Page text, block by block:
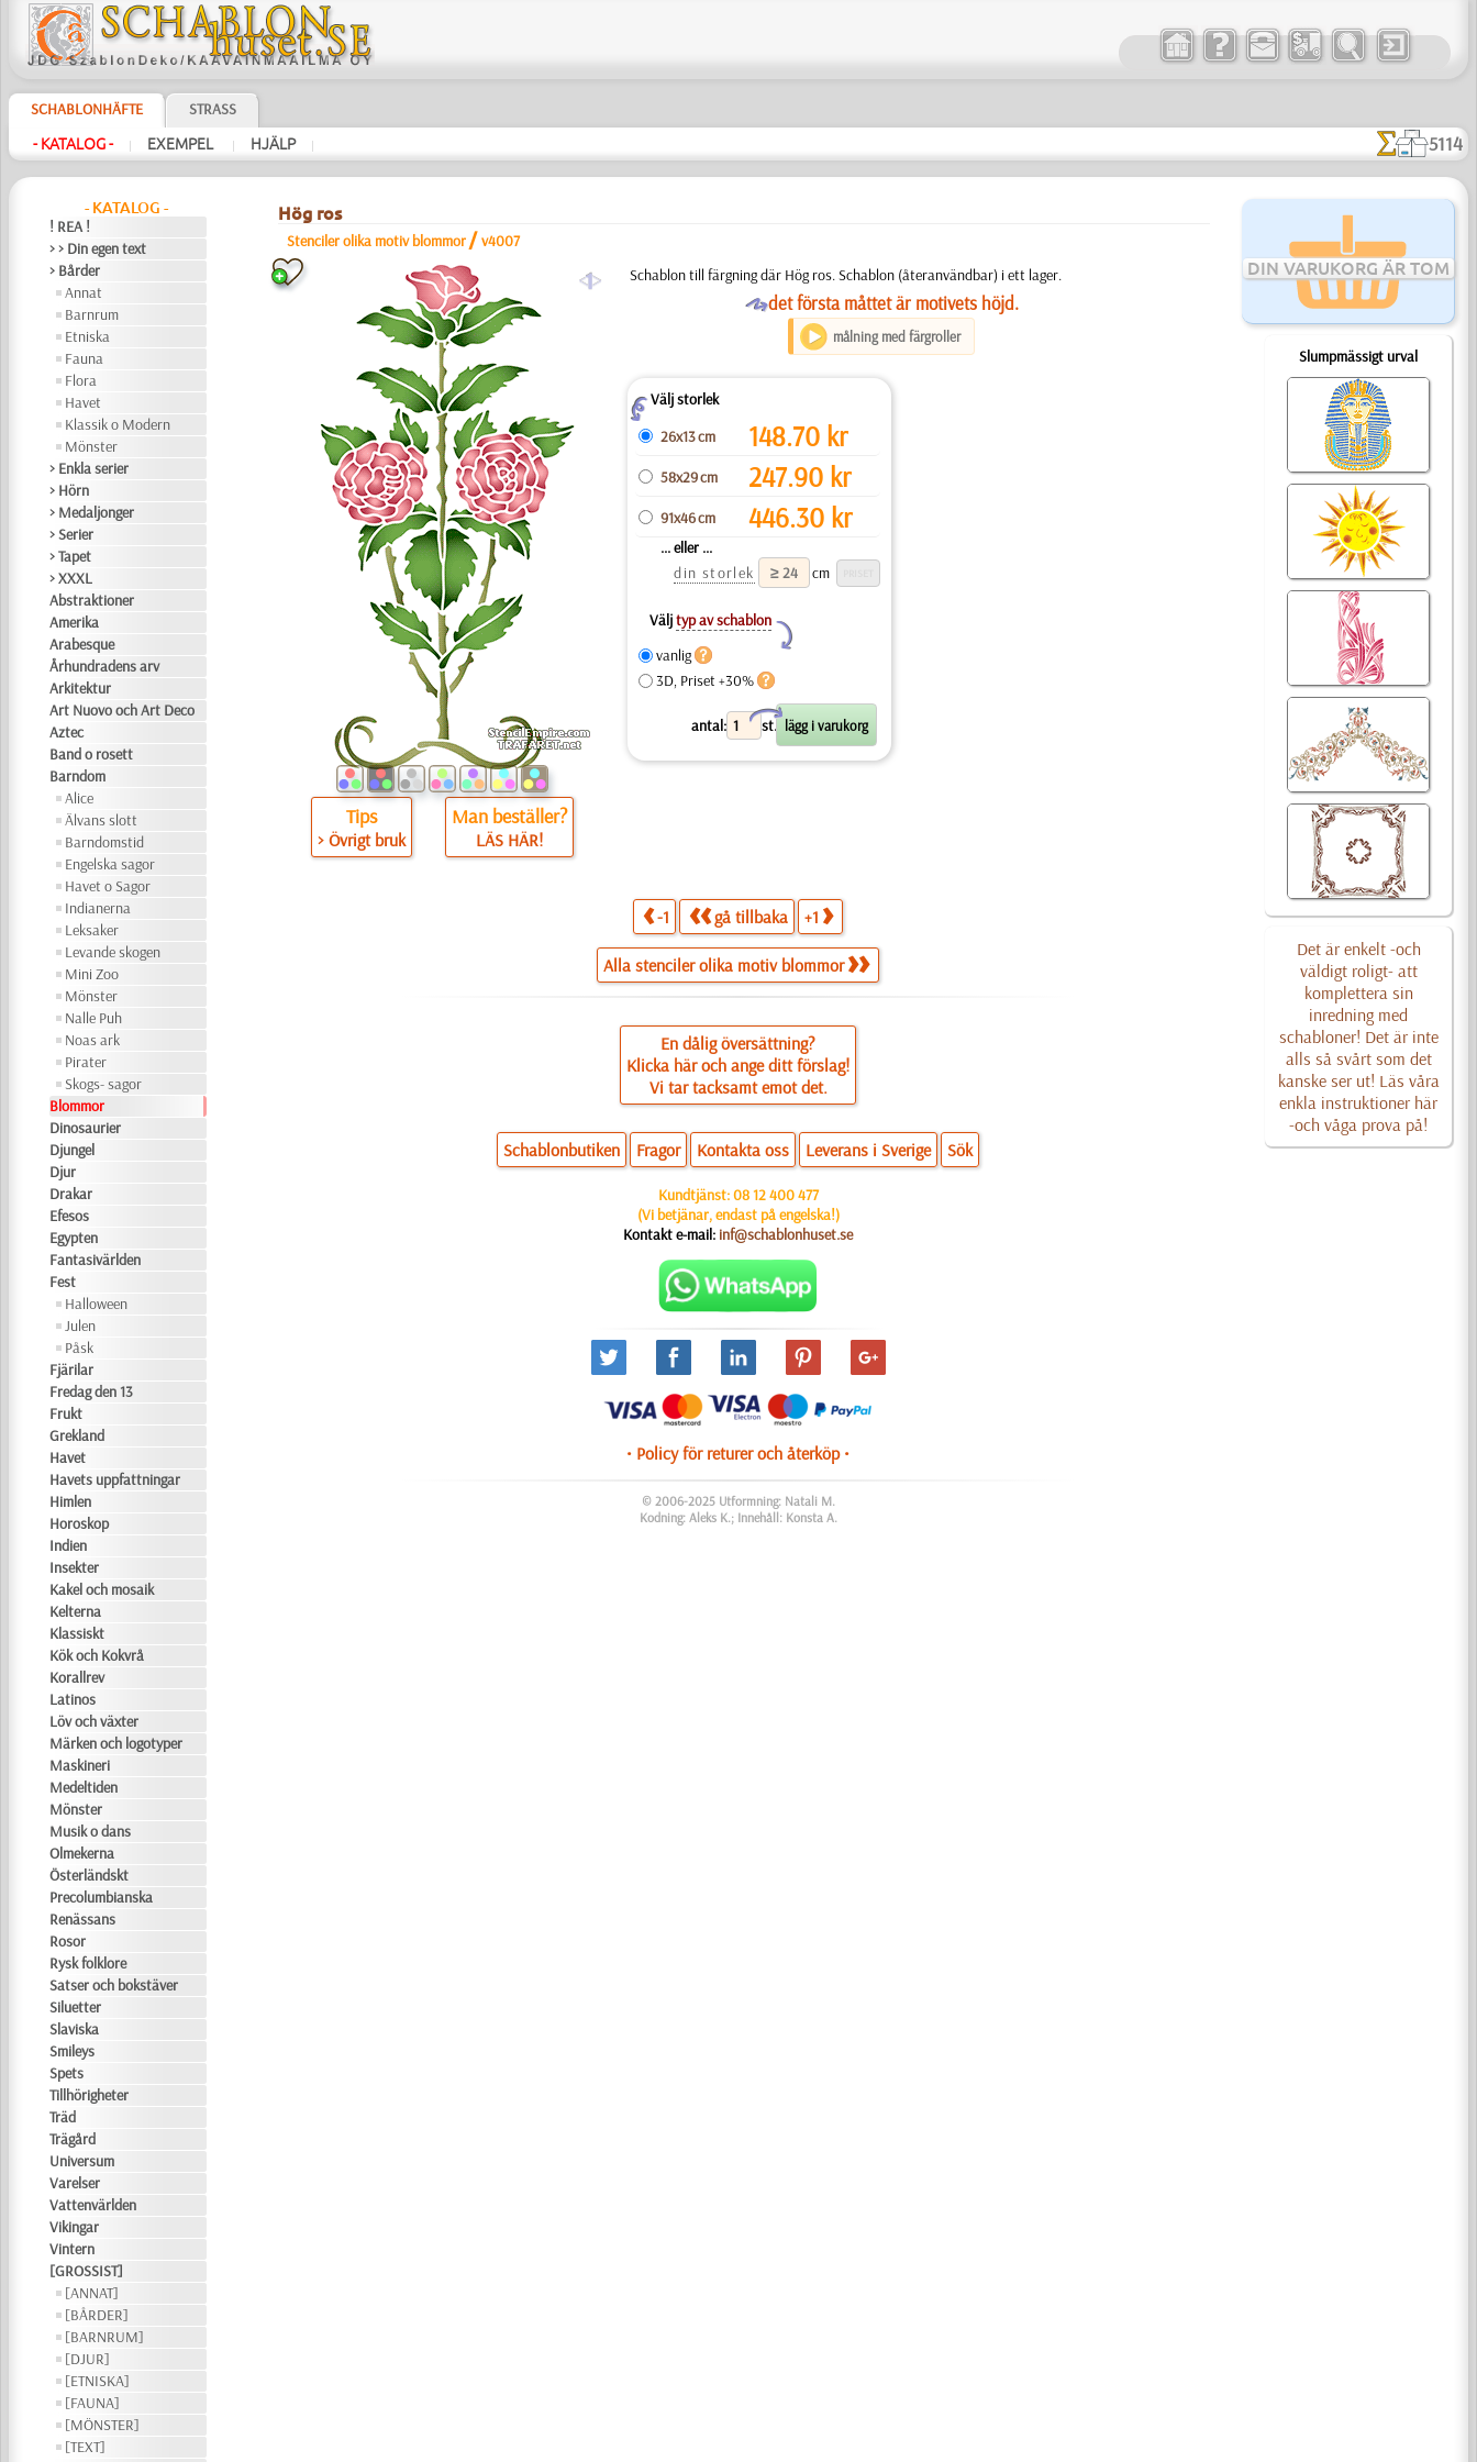
SCHABLONHÄFTE STRASS
- KATALOG - | EXEMPEL | HJÄLP | 5114
- KATALOG -
! REA !
> > Din egen text
> Bårder
Annat
Barnrum
Etniska
Fauna
Flora
Havet
Klassik o Modern
Mönster
> Enkla serier
> Hörn
> Medaljonger
> Serier
> Tapet
> XXXL
Abstraktioner
Amerika
Arabesque
Århundradens arv
Arkitektur
Art Nuovo och Art Deco
Aztec
Band o rosett
Barndom
Alice
Älvans slott
Barndomstid
Engelska sagor
Havet o Sagor
Indianerna
Leksaker
Levande skogen
Mini Zoo
Mönster
Nalle Puh
Noas ark
Pirater
Skogs- sagor
Blommor
Dinosaurier
Djungel
Djur
Drakar
Efesos
Egypten
Fantasivärlden
Fest
Halloween
Julen
Påsk
Fjärilar
Fredag den 13
Frukt
Grekland
Havet
Havets uppfattningar
Himlen
Horoskop
Indien
Insekter
Kakel och mosaik
Kelterna
Klassiskt
Kök och Kokvrå
Korallrev
Latinos
Löv och växter
Märken och logotyper
Maskineri
Medeltiden
Mönster
Musik o dans
Olmekerna
Österländskt
Precolumbianska
Renässans
Rosor
Rysk folklore
Satser och bokstäver
Siluetter
Slaviska
Smileys
Spets
Tillhörigheter
Träd
Trägård
Universum
Varelser
Vattenvärlden
Vikingar
Vintern
[GROSSIST]
[ANNAT]
[BÅRDER]
[BARNRUM]
[DJUR]
[ETNISKA]
[FAUNA]
[MÖNSTER]
[TEXT]
DIN VARUKORG ÄR TOM
Slumpmässigt urval
Det är enkelt -och
väldigt roligt- att
komplettera sin
inredning med
schabloner! Det är inte
alls så svårt som det
kanske ser ut! Läs våra
enkla instruktioner här
-och våga prova på!
Hög ros
Stenciler olika motiv blommor /v4007
a
Tips
> Övrigt bruk
Man beställer?
LÄS HÄR!
Schablon till färgning där Hög ros. Schablon (återanvändbar) i ett lager.
Odet första måttet är motivets höjd.
målning med färgroller
ZVälj storlek
26x13 cm
148.70kr
58x29 cm 247.90kr
91x46 cm 446.30kr
... eller ...
din storlek
cm
Väljtyp av schablon
Y
vanlig
3D, Priset +30%
antal: st.
X
-1 gå tillbaka +1
Alla stenciler olika motiv blommor
En dålig översättning?
Klicka här och ange ditt förslag!
Vi tar tacksamt emot det.
Schablonbutiken Fragor Kontakta oss Leverans i Sverige Sök
Kundtjänst:08 12 400 477
(Vi betjänar, endast på engelska!)
Kontakt e-mail: inf@schablonhuset.se
• Policy för returer och återköp •
© 2006-2025 Utformning: Natali M.
Kodning: Aleks K.; Innehåll: Konsta A.